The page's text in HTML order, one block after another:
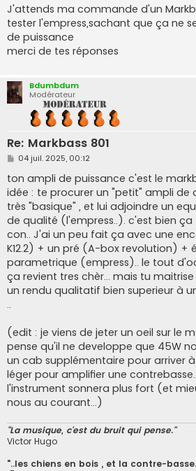
s
s
a
g
e
J'attends ma commande d'un
tester l'empress,sachant que ça ne
de puissance
merci de tes réponses
Bdumbdum
Modérateur
Re: Markbass 801
M
s
s
a
g
e
04 juil. 2025, 00:12
ton ampli de puissance c'est le
idée : te procurer un "petit" ampli de
très "basique" , et lui adjoindre un
de qualité (l'empress..). c'est bien ça
con.. J'ai un peu fait ça avec une
K12.2) + un pré (A-box revolution) +
parametrique (empress).. le tout
ça revient tres chèr... mais tu
un rendu qualitatif bien superieur à
..
(edit : je viens de jeter un oeil sur le
pense qu'il ne developpe que 45W
un cab supplémentaire pour arriver à
léger pour amplifier une
l'instrument sonnera plus fort (et
nous au courant...)
"La musique, c'est du bruit qui pense."
Victor Hugo
"..les chiens en bois , et la contre-